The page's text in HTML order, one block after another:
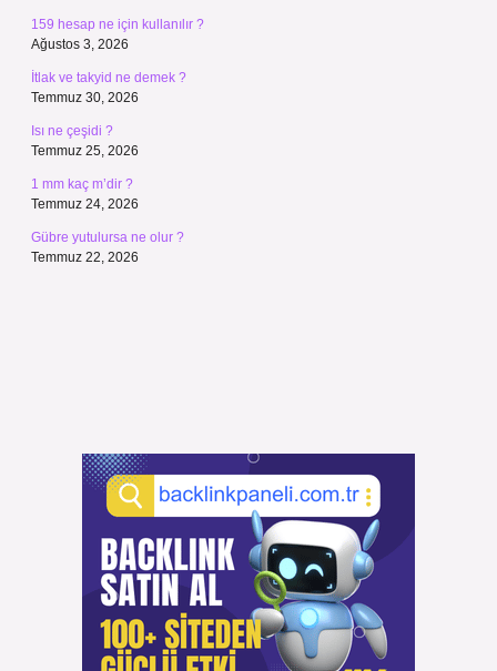
159 hesap ne için kullanılır ?
Ağustos 3, 2026
İtlak ve takyid ne demek ?
Temmuz 30, 2026
Isı ne çeşidi ?
Temmuz 25, 2026
1 mm kaç m’dir ?
Temmuz 24, 2026
Gübre yutulursa ne olur ?
Temmuz 22, 2026